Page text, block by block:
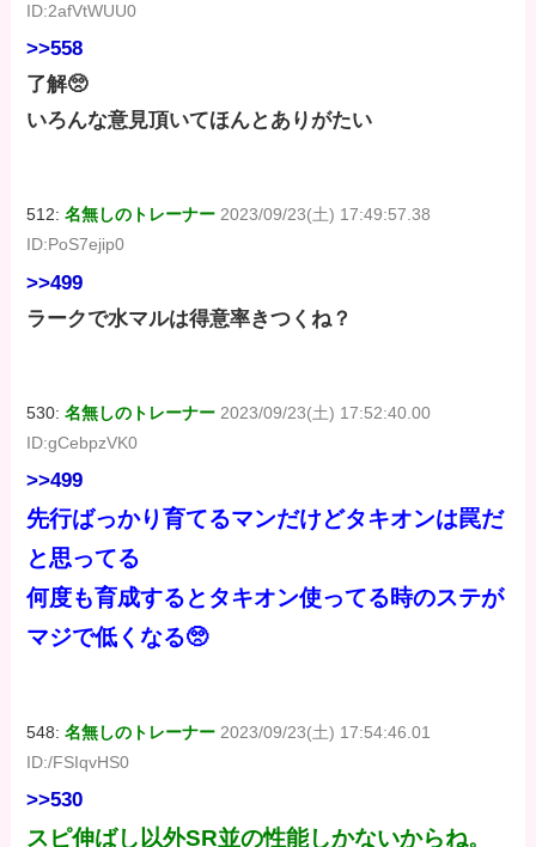
ID:2afVtWUU0
>>558
了解🥺
いろんな意見頂いてほんとありがたい
512:名無しのトレーナー 2023/09/23(土) 17:49:57.38
ID:PoS7ejip0
>>499
ラークで水マルは得意率きつくね？
530:名無しのトレーナー 2023/09/23(土) 17:52:40.00
ID:gCebpzVK0
>>499
先行ばっかり育てるマンだけどタキオンは罠だ
と思ってる
何度も育成するとタキオン使ってる時のステが
マジで低くなる🥺
548:名無しのトレーナー 2023/09/23(土) 17:54:46.01
ID:/FSIqvHS0
>>530
スピ伸ばし以外SR並の性能しかないからね。